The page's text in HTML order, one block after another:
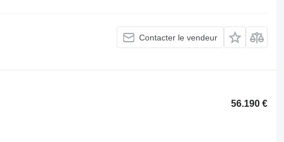
Contacter le vendeur
56.190 €